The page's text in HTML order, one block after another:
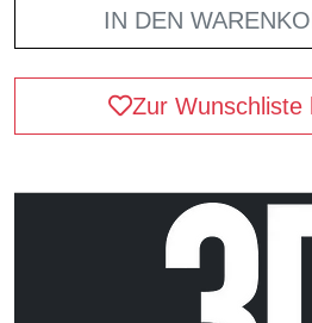
IN DEN
Zur Wunschliste